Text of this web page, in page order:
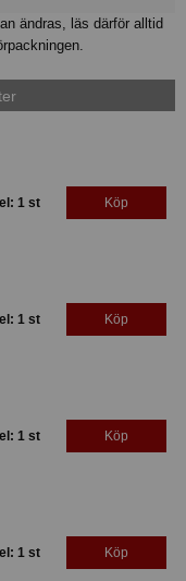
ändras, läs därför alltid
1 st Köp
1 st Köp
1 st Köp
1 st Köp